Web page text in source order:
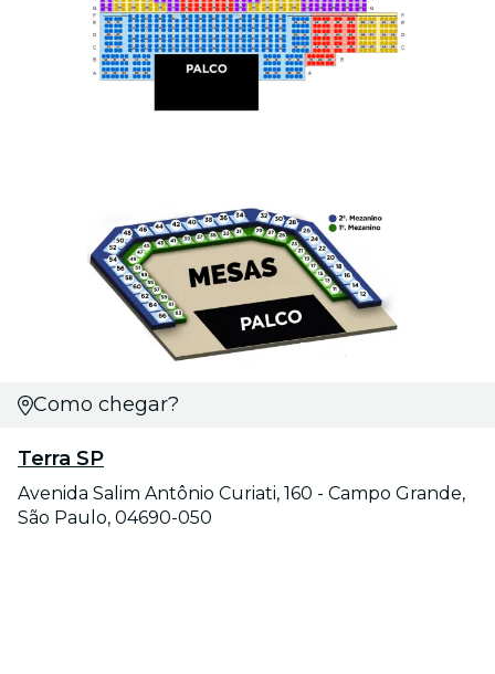
Como chegar?
Terra SP
Avenida Salim Antônio Curiati, 160 - Campo Grande,
São Paulo, 04690-050